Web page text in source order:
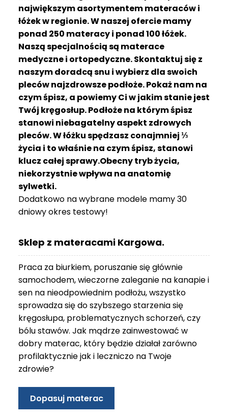
największym asortymentem materaców i
łóżek w regionie. W naszej ofercie mamy
ponad 250 materacy i ponad 100 łóżek.
Naszą specjalnością są materace
medyczne i ortopedyczne. Skontaktuj się z
naszym doradcą snu i wybierz dla swoich
pleców najzdrowsze podłoże. Pokaż nam na
czym śpisz, a powiemy Ci w jakim stanie jest
Twój kręgosłup. Podłoże na którym śpisz
stanowi niebagatelny aspekt zdrowych
pleców. W łóżku spędzasz conajmniej ⅓
życia i to właśnie na czym śpisz, stanowi
klucz całej sprawy.Obecny tryb życia,
niekorzystnie wpływa na anatomię
sylwetki.
Dodatkowo na wybrane modele mamy 30
dniowy okres testowy!
Sklep z materacami Kargowa.
Praca za biurkiem, poruszanie się głównie
samochodem, wieczorne zaleganie na kanapie i
sen na nieodpowiednim podłożu, wszystko
sprowadza się do szybszego starzenia się
kręgosłupa, problematycznych schorzeń, czy
bólu stawów. Jak mądrze zainwestować w
dobry materac, który będzie działał zarówno
profilaktycznie jak i leczniczo na Twoje
zdrowie?
Dopasuj materac